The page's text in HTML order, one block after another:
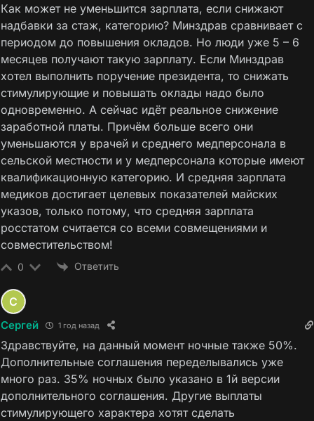
Как может не уменьшится зарплата, если снижают
надбавки за стаж, категорию? Минздрав сравнивает с
периодом до повышения окладов. Но люди уже 5 – 6
месяцев получают такую зарплату. Если Минздрав
хотел выполнить поручение президента, то снижать
стимулирующие и повышать оклады надо было
одновременно. А сейчас идёт реальное снижение
заработной платы. Причём больше всего они
уменьшаются у врачей и среднего медперсонала в
сельской местности и у медперсонала которые имеют
квалификационную категорию. И средняя зарплата
медиков достигает целевых показателей майских
указов, только потому, что средняя зарплата
росстатом считается со всеми совмещениями и
совместительством!
0 Ответить
Сергей 1 год назад
Здравствуйте, на данный момент ночные также 50%.
Дополнительные соглашения переделывались уже
много раз. 35% ночных было указано в 1й версии
дополнительного соглашения. Другие выплаты
стимулирующего характера хотят сделать